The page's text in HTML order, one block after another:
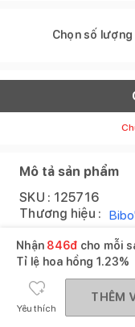
Chọn số lượng
Mô tả sản phẩm
SKU : 125716
Thương hiệu :
Nhận 846đ cho mỗi
Tỉ lệ hoa hồng 1.23%
Yêu thích
THÊM